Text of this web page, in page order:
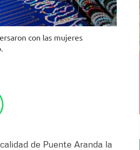
Foto. Alcaldía
con las mujeres
de Puente Aranda la